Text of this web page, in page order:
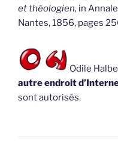
et théologien, in
Nantes, 1856, pages
Odile
autre endroit
sont autorisés.